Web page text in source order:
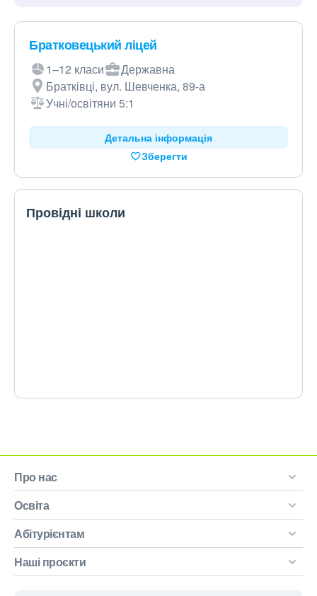
Братковецький ліцей
1–12 класи
Державна
Братківці, вул. Шевченка, 89-а
Учні/освітяни 5:1
Детальна інформація
Зберегти
Провідні школи
Про нас
Освіта
Абітурієнтам
Наші проєкти